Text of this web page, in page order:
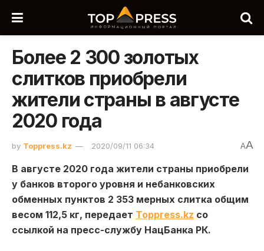
Более 2 300 золотых
слитков приобрели
жители страны в августе
2020 года
by Toppress.kz 2020/09/11 06:34 AA
В августе 2020 года жители страны приобрели
у банков второго уровня и небанковских
обменных пунктов 2 353 мерных слитка общим
весом 112,5 кг, передает Toppress.kz со
ссылкой на пресс-службу НацБанка РК.